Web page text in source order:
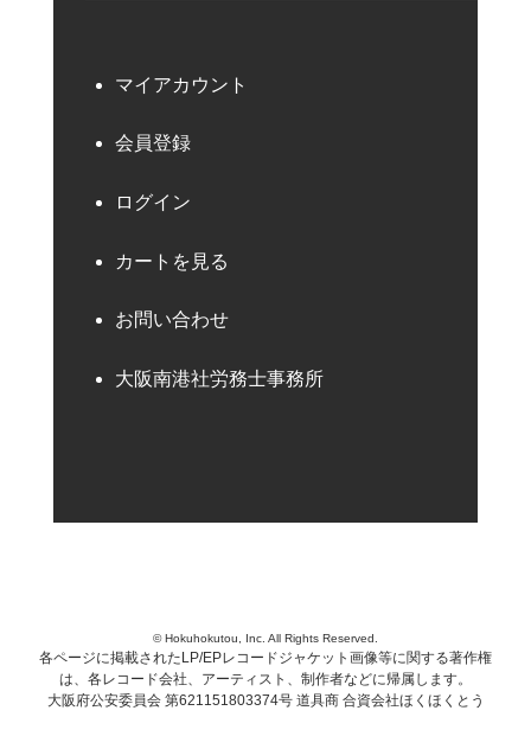
マイアカウント
会員登録
ログイン
カートを見る
お問い合わせ
大阪南港社労務士事務所
© Hokuhokutou, Inc. All Rights Reserved.
各ページに掲載されたLP/EPレコードジャケット画像等に関する著作権
は、各レコード会社、アーティスト、制作者などに帰属します。
大阪府公安委員会 第621151803374号 道具商 合資会社ほくほくとう